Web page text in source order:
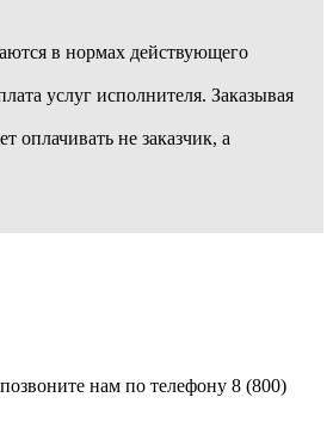
в нормах действующего
услуг исполнителя. Заказывая
оплачивать не заказчик, а
нам по телефону 8 (800)